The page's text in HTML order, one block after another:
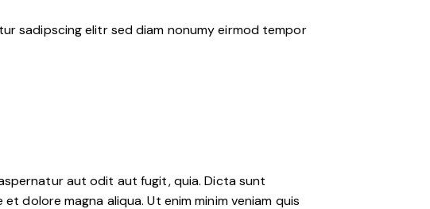
sadipscing elitr sed diam nonumy eirmod tempor
aut odit aut fugit, quia. Dicta sunt
dolore magna aliqua. Ut enim minim veniam quis